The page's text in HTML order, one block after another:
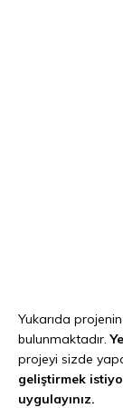
Yukarıda projenin
bulunmaktadır.
projeyi sizde
geliştirmek
uygulayınız.